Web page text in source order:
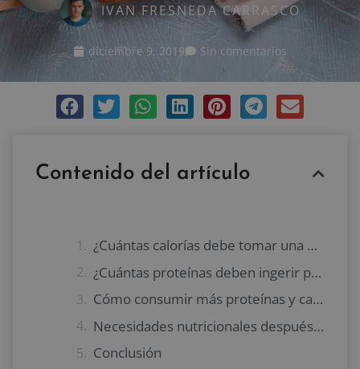
IVAN FRESNEDA CARRASCO
diciembre 9, 2019 Sin comentarios
Contenido del artículo
¿Cuántas calorías debe tomar una persona con cáncer?
¿Cuántas proteínas deben ingerir personas con cáncer?
Cómo consumir más proteínas y calorías
Necesidades nutricionales después del tratamiento de cáncer
Conclusión